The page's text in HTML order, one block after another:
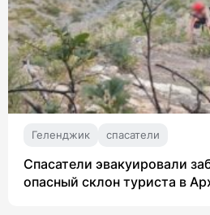
Геленджик спасатели
Спасатели эвакуировали
опасный склон туриста в